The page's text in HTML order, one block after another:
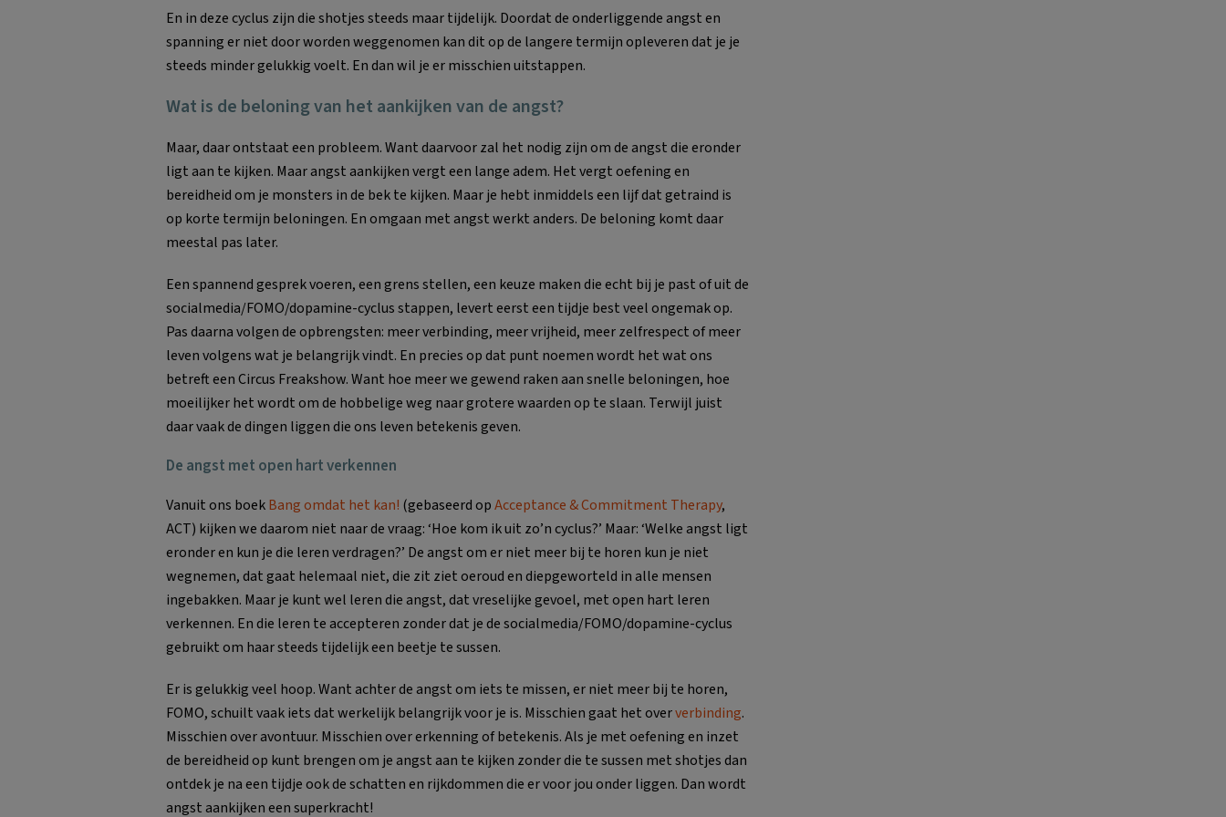
En in deze cyclus zijn die shotjes steeds maar tijdelijk. Doordat de onderliggende angst en
spanning er niet door worden weggenomen kan dit op de langere termijn opleveren dat je je
steeds minder gelukkig voelt. En dan wil je er misschien uitstappen.
Wat is de beloning van het aankijken van de angst?
Maar, daar ontstaat een probleem. Want daarvoor zal het nodig zijn om de angst die eronder
ligt aan te kijken. Maar angst aankijken vergt een lange adem. Het vergt oefening en
bereidheid om je monsters in de bek te kijken. Maar je hebt inmiddels een lijf dat getraind is
op korte termijn beloningen. En omgaan met angst werkt anders. De beloning komt daar
meestal pas later.
Een spannend gesprek voeren, een grens stellen, een keuze maken die echt bij je past of uit de
socialmedia/FOMO/dopamine-cyclus stappen, levert eerst een tijdje best veel ongemak op.
Pas daarna volgen de opbrengsten: meer verbinding, meer vrijheid, meer zelfrespect of meer
leven volgens wat je belangrijk vindt. En precies op dat punt noemen wordt het wat ons
betreft een Circus Freakshow. Want hoe meer we gewend raken aan snelle beloningen, hoe
moeilijker het wordt om de hobbelige weg naar grotere waarden op te slaan. Terwijl juist
daar vaak de dingen liggen die ons leven betekenis geven.
De angst met open hart verkennen
Vanuit ons boekBang omdat het kan! (gebaseerd opAcceptance & Commitment Therapy,
ACT) kijken we daarom niet naar de vraag: ‘Hoe kom ik uit zo’n cyclus?’ Maar: ‘Welke angst ligt
eronder en kun je die leren verdragen?’ De angst om er niet meer bij te horen kun je niet
wegnemen, dat gaat helemaal niet, die zit ziet oeroud en diepgeworteld in alle mensen
ingebakken. Maar je kunt wel leren die angst, dat vreselijke gevoel, met open hart leren
verkennen. En die leren te accepteren zonder dat je de socialmedia/FOMO/dopamine-cyclus
gebruikt om haar steeds tijdelijk een beetje te sussen.
Er is gelukkig veel hoop. Want achter de angst om iets te missen, er niet meer bij te horen,
FOMO, schuilt vaak iets dat werkelijk belangrijk voor je is. Misschien gaat het oververbinding.
Misschien over avontuur. Misschien over erkenning of betekenis. Als je met oefening en inzet
de bereidheid op kunt brengen om je angst aan te kijken zonder die te sussen met shotjes dan
ontdek je na een tijdje ook de schatten en rijkdommen die er voor jou onder liggen. Dan wordt
angst aankijken een superkracht!